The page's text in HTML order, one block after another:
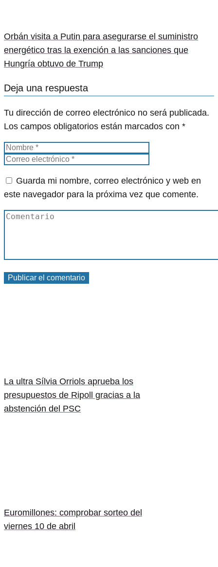
Orbán visita a Putin para asegurarse el suministro
energético tras la exención a las sanciones que
Hungría obtuvo de Trump
Deja una respuesta
Tu dirección de correo electrónico no será publicada.
Los campos obligatorios están marcados con *
Guarda mi nombre, correo electrónico y web en
este navegador para la próxima vez que comente.
La ultra Sílvia Orriols aprueba los
presupuestos de Ripoll gracias a la
abstención del PSC
Euromillones: comprobar sorteo del
viernes 10 de abril